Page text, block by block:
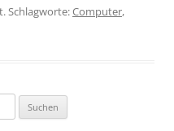
Schlagworte:Computer,